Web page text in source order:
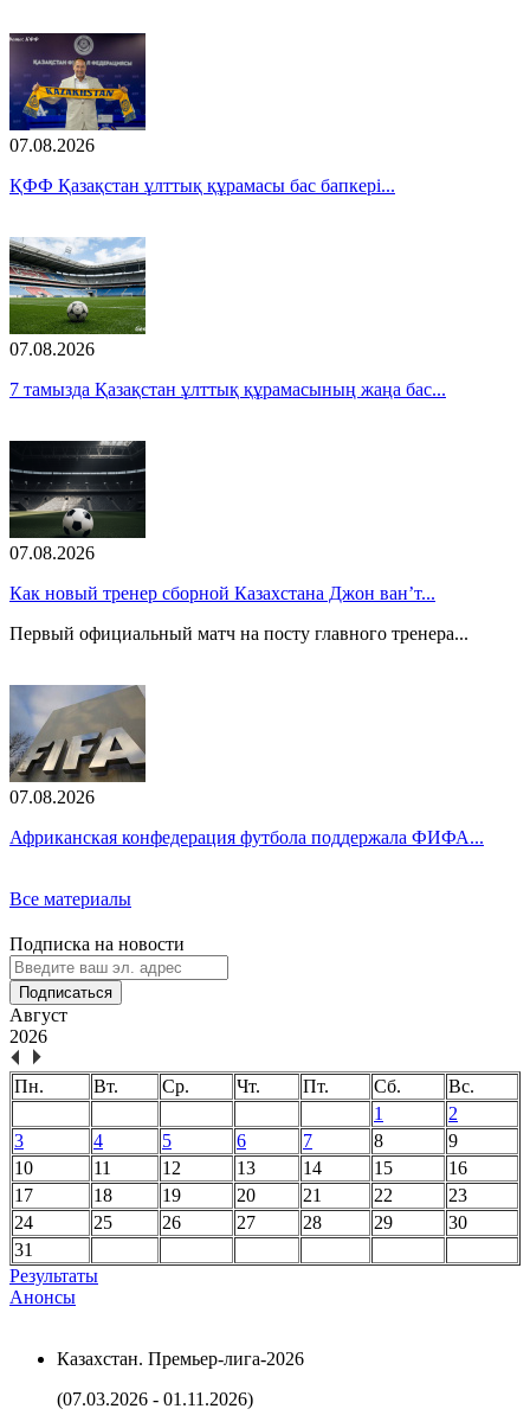
07.08.2026
ҚФФ Қазақстан ұлттық құрамасы бас бапкері...
07.08.2026
7 тамызда Қазақстан ұлттық құрамасының жаңа бас...
07.08.2026
Как новый тренер сборной Казахстана Джон ван’т...
Первый официальный матч на посту главного тренера...
07.08.2026
Африканская конфедерация футбола поддержала ФИФА...
Все материалы
Подписка на новости
Подписаться
Август
2026
Пн. Вт. Ср. Чт. Пт. Сб.
Вс.
1
2
3
4 5 6 7 8
9
10
11 12 13 14 15
16
17
18 19 20 21 22
23
24
25 26 27 28 29
30
31
Результаты
Анонсы
Казахстан. Премьер-лига-2026
(07.03.2026 - 01.11.2026)